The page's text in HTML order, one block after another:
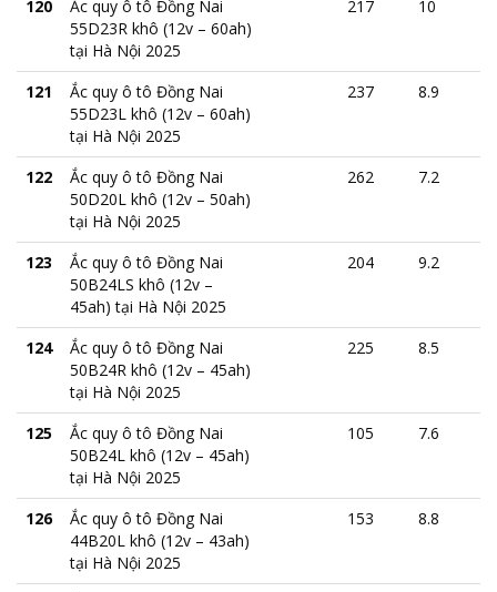
120
Ắc quy ô tô Đồng Nai
55D23R khô (12v – 60ah)
tại Hà Nội 2025
217 10
121
Ắc quy ô tô Đồng Nai
55D23L khô (12v – 60ah)
tại Hà Nội 2025
237 8.9
122
Ắc quy ô tô Đồng Nai
50D20L khô (12v – 50ah)
tại Hà Nội 2025
262 7.2
123
Ắc quy ô tô Đồng Nai
50B24LS khô (12v –
45ah) tại Hà Nội 2025
204 9.2
124
Ắc quy ô tô Đồng Nai
50B24R khô (12v – 45ah)
tại Hà Nội 2025
225 8.5
125
Ắc quy ô tô Đồng Nai
50B24L khô (12v – 45ah)
tại Hà Nội 2025
105 7.6
126
Ắc quy ô tô Đồng Nai
44B20L khô (12v – 43ah)
tại Hà Nội 2025
153 8.8